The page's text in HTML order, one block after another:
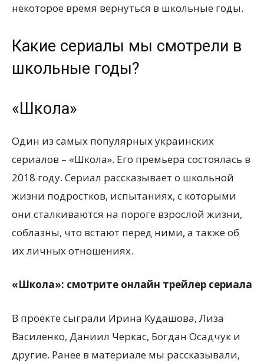
некоторое время вернуться в школьные годы.
Какие сериалы мы смотрели в
школьные годы?
«Школа»
Один из самых популярных украинских
сериалов – «Школа». Его премьера состоялась в
2018 году. Сериал рассказывает о школьной
жизни подростков, испытаниях, с которыми
они сталкиваются на пороге взрослой жизни,
соблазны, что встают перед ними, а также об
их личных отношениях.
«Школа»: смотрите онлайн трейлер сериала
В проекте сыграли Ирина Кудашова, Лиза
Василенко, Даниил Черкас, Богдан Осадчук и
другие. Ранее в материале мы рассказывали,